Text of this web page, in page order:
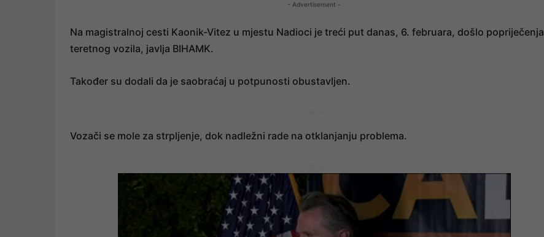
- Advertisement -
Na magistralnoj cesti Kaonik-Vitez u mjestu Nadioci je treći put danas, 6. februara, došlo popriječenja
teretnog vozila, javlja BIHAMK.
Također su dodali da je saobraćaj u potpunosti obustavljen.
Vozači se mole za strpljenje, dok nadležni rade na otklanjanju problema.